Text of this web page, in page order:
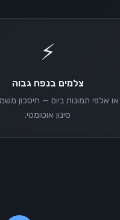
⚡
צלמים בנפח גבוה
אלפי תמונות ביום — חיסכון
סינון אוטומטי.